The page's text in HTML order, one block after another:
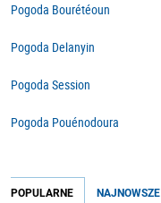
Pogoda Bourétéoun
Pogoda Delanyin
Pogoda Session
Pogoda Pouénodoura
POPULARNE NAJNOWSZE